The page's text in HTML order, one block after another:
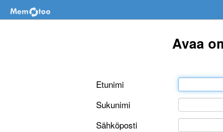
Avaa
Etunimi
Sukunimi
Sähköposti